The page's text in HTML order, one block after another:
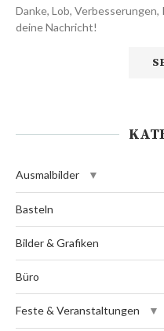
Danke, Lob,
deine Nachricht!
Ausmalbilder
Basteln
Bilder & Grafiken
Büro
Feste & Veranstaltungen